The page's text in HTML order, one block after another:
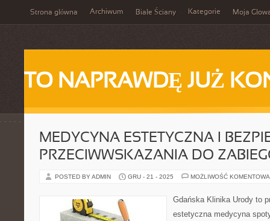
Strona główna Archiwum Białe Ściany Kategorie Moja
TO NAPRAWDĘ JUŻ
MEDYCYNA ESTETYCZNA I
PRZECIWWSKAZANIA DO
POSTED BY ADMIN GRU - 21 - 2025 MOŻLIWOŚĆ
Gdańska Klinika Urody to
estetyczna medycyna